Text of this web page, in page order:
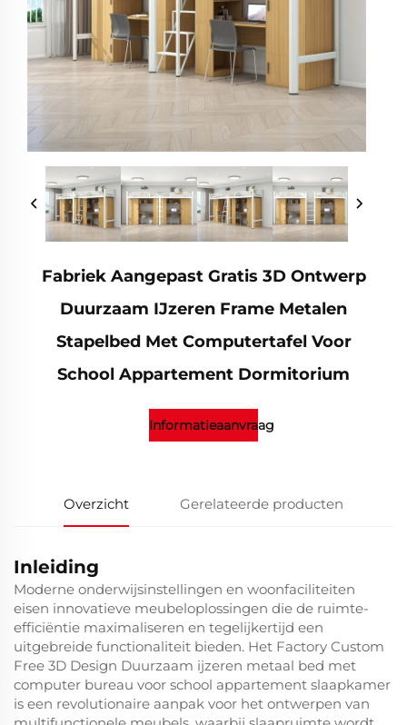
Fabriek Aangepast Gratis 3D Ontwerp
Duurzaam IJzeren Frame Metalen
Stapelbed Met Computertafel Voor
School Appartement Dormitorium
Informatieaanvraag
Overzicht Gerelateerde producten
Inleiding
Moderne onderwijsinstellingen en woonfaciliteiten
eisen innovatieve meubeloplossingen die de ruimte-
efficiëntie maximaliseren en tegelijkertijd een
uitgebreide functionaliteit bieden. Het Factory Custom
Free 3D Design Duurzaam ijzeren metaal bed met
computer bureau voor school appartement slaapkamer
is een revolutionaire aanpak voor het ontwerpen van